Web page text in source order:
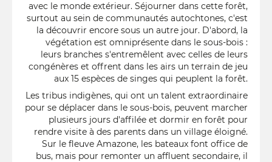
avec le monde extérieur. Séjourner dans cette forêt,
surtout au sein de communautés autochtones, c'est
la découvrir encore sous un autre jour. D'abord, la
végétation est omniprésente dans le sous-bois :
leurs branches s'entremêlent avec celles de leurs
congénères et offrent dans les airs un terrain de jeu
aux 15 espèces de singes qui peuplent la forêt.
Les tribus indigènes, qui ont un talent extraordinaire
pour se déplacer dans le sous-bois, peuvent marcher
plusieurs jours d'affilée et dormir en forêt pour
rendre visite à des parents dans un village éloigné.
Sur le fleuve Amazone, les bateaux font office de
bus, mais pour remonter un affluent secondaire, il